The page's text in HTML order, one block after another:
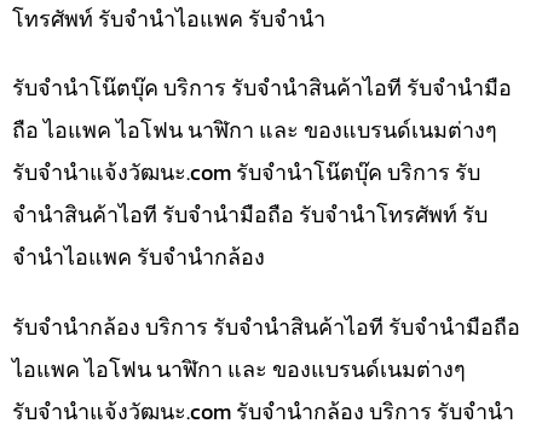
โทรศัพท์ รับจำนำไอแพค รับจำนำ
รับจำนำโน๊ตบุ๊ค บริการ รับจำนำสินค้าไอที รับจำนำมือ
ถือ ไอแพค ไอโฟน นาฬิกา และ ของแบรนด์เนมต่างๆ
รับจํานําแจ้งวัฒนะ.com รับจำนำโน๊ตบุ๊ค บริการ รับ
จำนำสินค้าไอที รับจำนำมือถือ รับจำนำโทรศัพท์ รับ
จำนำไอแพค รับจำนำกล้อง
รับจำนำกล้อง บริการ รับจำนำสินค้าไอที รับจำนำมือถือ
ไอแพค ไอโฟน นาฬิกา และ ของแบรนด์เนมต่างๆ
รับจํานําแจ้งวัฒนะ.com รับจำนำกล้อง บริการ รับจำนำ